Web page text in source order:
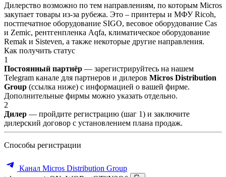
Дилерство возможно по тем направлениям, по которым Micros
закупает товары из-за рубежа. Это – принтеры и МФУ Ricoh,
постпечатное оборудование SIGO, весовое оборудование Cas
и Zemic, рентгенпленка Aqfa, климатическое оборудование
Remak и Sisteven, а также некоторые другие направления.
Как получить статус
1
Постоянный партнёр — зарегистрируйтесь на нашем
Telegram канале для партнеров и дилеров Micros Distribution
Group (ссылка ниже) с информацией о вашей фирме.
Дополнительные фирмы можно указать отдельно.
2
Дилер — пройдите регистрацию (шаг 1) и заключите
дилерский договор с установлением плана продаж.
Способы регистрации
Канал Micros Distribution Group